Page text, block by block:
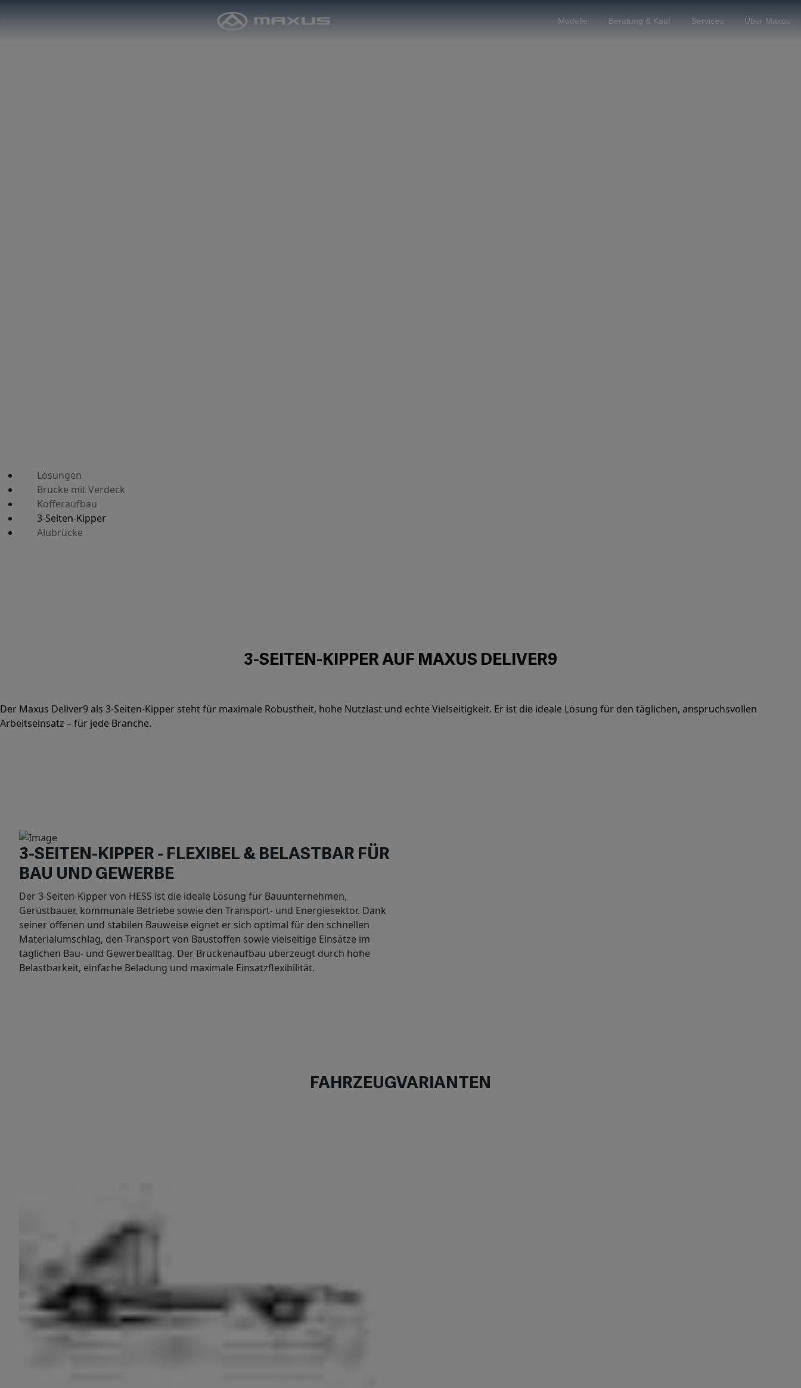
Modelle Beratung & Kauf Services Über Maxus
Lösungen
Brücke mit Verdeck
Kofferaufbau
3-Seiten-Kipper
Alubrücke
3-SEITEN-KIPPER AUF MAXUS DELIVER9
Der Maxus Deliver9 als 3-Seiten-Kipper steht für maximale Robustheit, hohe Nutzlast und echte Vielseitigkeit. Er ist die ideale Lösung für den täglichen, anspruchsvollen
Arbeitseinsatz – für jede Branche.
3-SEITEN-KIPPER - FLEXIBEL & BELASTBAR FÜR
BAU UND GEWERBE
Der 3-Seiten-Kipper von HESS ist die ideale Lösung für Bauunternehmen,
Gerüstbauer, kommunale Betriebe sowie den Transport- und Energiesektor. Dank
seiner offenen und stabilen Bauweise eignet er sich optimal für den schnellen
Materialumschlag, den Transport von Baustoffen sowie vielseitige Einsätze im
täglichen Bau- und Gewerbealltag. Der Brückenaufbau überzeugt durch hohe
Belastbarkeit, einfache Beladung und maximale Einsatzflexibilität.
FAHRZEUGVARIANTEN